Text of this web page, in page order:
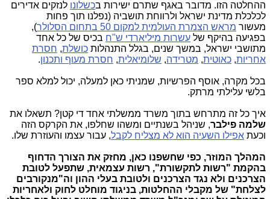
ההחלטה הזו. מדובר באגף שתרם ישירות בכשלונו לנזקים אדירים
לכלכלת מדינת ישראל ולרווחת תושביה (נפלנו תוך פחות
מעשור מראש הצמרת העולמית למקום 50 בתחום הסלולר
),
בפגיעה בהיקף של עשרות מיליארדי ש"ח בכיס של כל אחד
מתושבי ישראל, במשך שנים, בגלל התנהלות כושלת, חסרת
אחריות, כאוטית, מטרידה, שלומיאלית, חסרת מעוף ותכנון.
בכל מקרה, אוסף הפרשיות, שמניתי כאן למעלה, יכול למלא ספר
בלשי עלילתי מרתק.
איך כל זה מתרחש בתוך משרד ממשלתי אחד די קטן? תשאלו את
שלמה פילבר, שניהל בשנתיים ומשהו שחלפו, את הקרקס הזה
וכעת אפילו השעיה הוא לא מצליח לקבל, עבור עצמו והעוזרת שלו.
המהלך המוזר, כפי שחשפנו כאן, מחזק את הצורך הדחוף
בהקמת "רשות לתקשורת", רשות עצמאית, שתפעל לטובת
הצרכנים ולא נגד הצרכנים ולטובת בעלי ההון וה"מנקורבים
לצלחת" של מקבלי ההחלטות, בניגוד מוחלט לחוק ולאחריות